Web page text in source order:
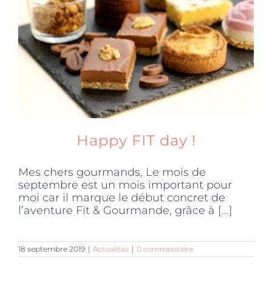
Produits sains
Click and collect
Accessoires
Happy FIT day !
Mes chers gourmands, Le mois de
septembre est un mois important pour
moi car il marque le début concret de
l’aventure Fit & Gourmande, grâce à [...]
18 septembre 2019 | Actualités | 0 commentaire